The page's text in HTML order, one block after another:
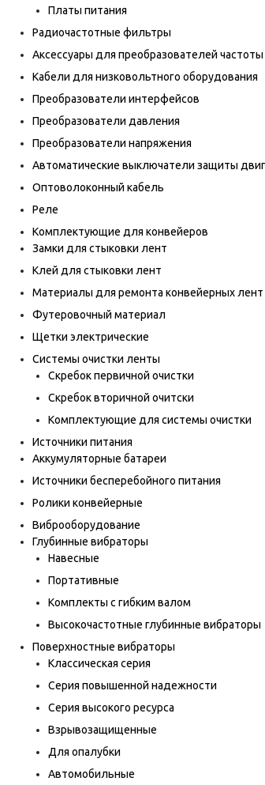
Платы питания
Радиочастотные фильтры
Аксессуары для преобразователей частоты
Кабели для низковольтного оборудования
Преобразователи интерфейсов
Преобразователи давления
Преобразователи напряжения
Автоматические выключатели защиты
Оптоволоконный кабель
Реле
Комплектующие для конвейеров
Замки для стыковки лент
Клей для стыковки лент
Материалы для ремонта конвейерных лент
Футеровочный материал
Щетки электрические
Системы очистки ленты
Скребок первичной очистки
Скребок вторичной очитски
Комплектующие для системы очистки
Источники питания
Аккумуляторные батареи
Источники бесперебойного питания
Ролики конвейерные
Виброоборудование
Глубинные вибраторы
Навесные
Портативные
Комплекты с гибким валом
Высокочастотные глубинные вибраторы
Поверхностные вибраторы
Классическая серия
Серия повышенной надежности
Серия высокого ресурса
Взрывозащищенные
Для опалубки
Автомобильные